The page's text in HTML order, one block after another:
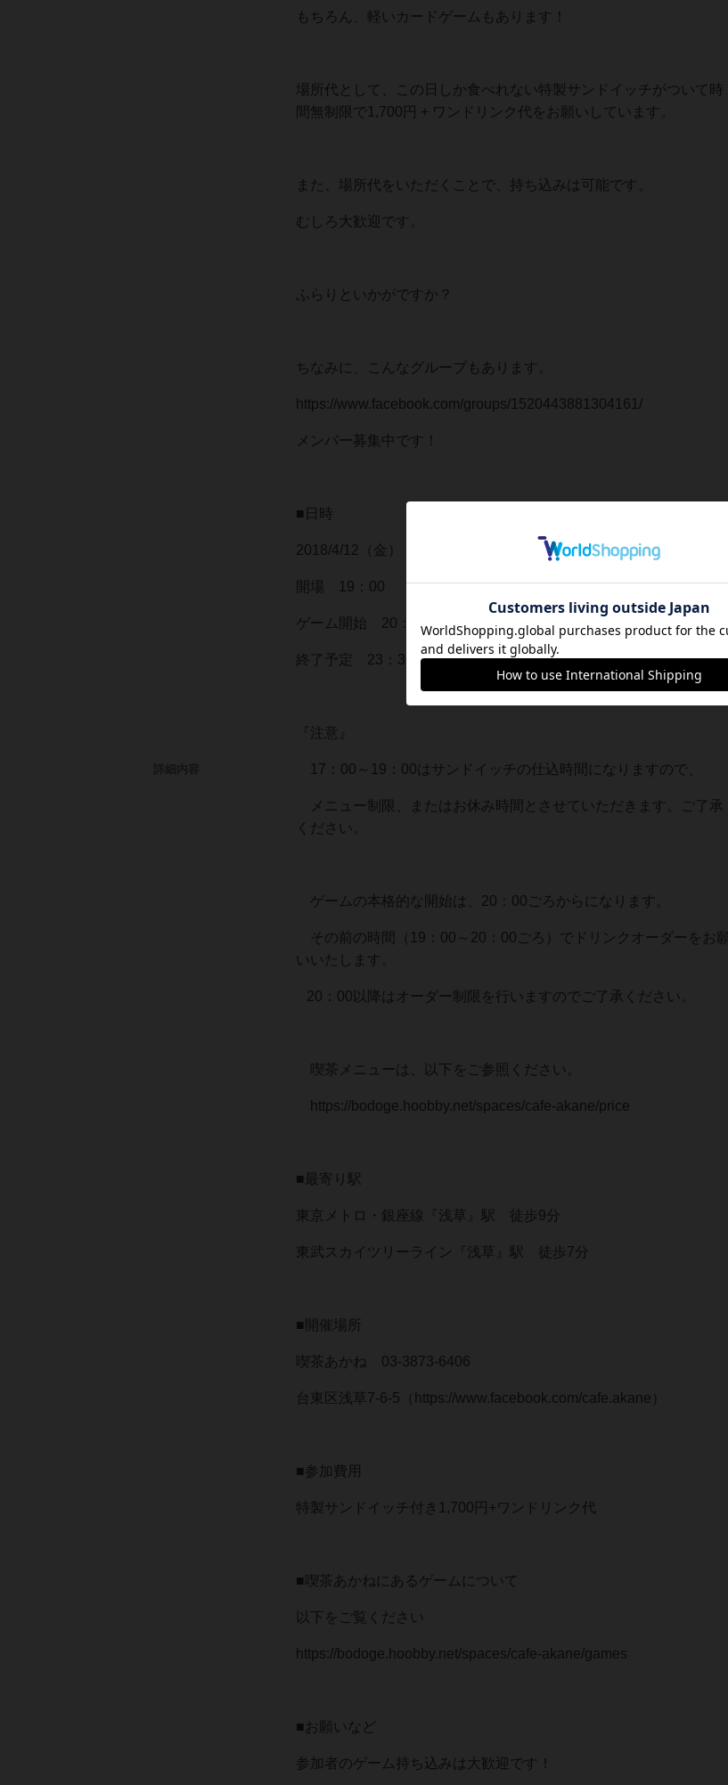
もちろん、軽いカードゲームもあります！
場所代として、この日しか食べれない特製サンドイッチがついて時
間無制限で1,700円 + ワンドリンク代をお願いしています。
また、場所代をいただくことで、持ち込みは可能です。
むしろ大歓迎です。
ふらりといかがですか？
ちなみに、こんなグループもあります。
https://www.facebook.com/groups/1520443881304161/
メンバー募集中です！
■日時
2018/4/12（金）
開場 19：00
ゲーム開始 20：00
終了予定 23：30頃
『注意』
17：00～19：00はサンドイッチの仕込時間になりますので、
メニュー制限、またはお休み時間とさせていただきます。ご了承
ください。
ゲームの本格的な開始は、20：00ごろからになります。
その前の時間（19：00～20：00ごろ）でドリンクオーダーをお願
いいたします。
20：00以降はオーダー制限を行いますのでご了承ください。
喫茶メニューは、以下をご参照ください。
https://bodoge.hoobby.net/spaces/cafe-akane/price
■最寄り駅
東京メトロ・銀座線『浅草』駅 徒歩9分
東武スカイツリーライン『浅草』駅 徒歩7分
■開催場所
喫茶あかね 03-3873-6406
台東区浅草7-6-5（https://www.facebook.com/cafe.akane）
■参加費用
特製サンドイッチ付き1,700円+ワンドリンク代
■喫茶あかねにあるゲームについて
以下をご覧ください
https://bodoge.hoobby.net/spaces/cafe-akane/games
■お願いなど
参加者のゲーム持ち込みは大歓迎です！